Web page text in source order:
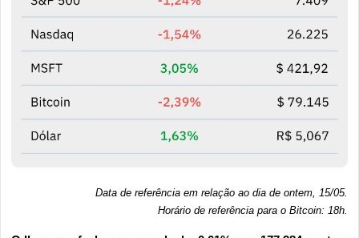
Data de referência em relação ao dia de ontem, 15/05.
Horário de referência para o Bitcoin: 18h